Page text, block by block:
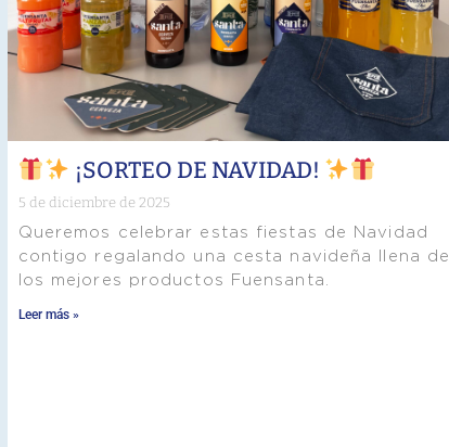
¡SORTEO DE NAVIDAD!
5 de diciembre de 2025
Queremos celebrar estas fiestas de Navidad
contigo regalando una cesta navideña llena de
los mejores productos Fuensanta.
Leer más »